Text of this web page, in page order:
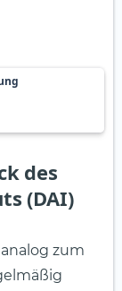
des
(DAI)
zum